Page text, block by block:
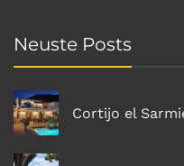
Neuste Posts
Cortijo el